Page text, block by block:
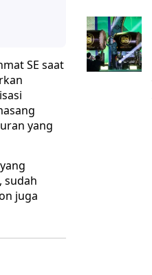
SE saat
yang
sudah
juga